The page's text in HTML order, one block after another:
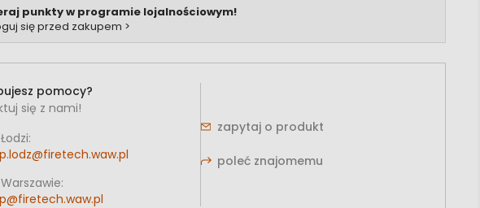
punkty w programie lojalnościowym!
się przed zakupem >
pomocy?
się z nami!
zapytaj o produkt
poleć znajomemu